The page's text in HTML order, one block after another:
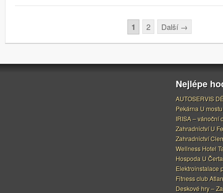
1 2 Další →
Nejlépe
AUTOSERVIS
Pekárna U mostu
IRISA – vánoční
Zahradnictví U
Zahradnictví
Wellness Hotel
Hospoda U
Elektroinstalace
Fitness club
Deskové hry –